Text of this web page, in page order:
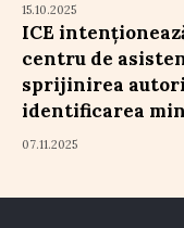
15.10.2025
ICE
centru de
sprijinirea
identificarea
07.11.2025